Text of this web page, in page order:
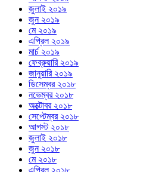
জুলাই ২০১৯
জুন ২০১৯
মে ২০১৯
এপ্রিল ২০১৯
মার্চ ২০১৯
ফেব্রুয়ারি ২০১৯
জানুয়ারি ২০১৯
ডিসেম্বর ২০১৮
নভেম্বর ২০১৮
অক্টোবর ২০১৮
সেপ্টেম্বর ২০১৮
আগস্ট ২০১৮
জুলাই ২০১৮
জুন ২০১৮
মে ২০১৮
এপ্রিল ২০১৮